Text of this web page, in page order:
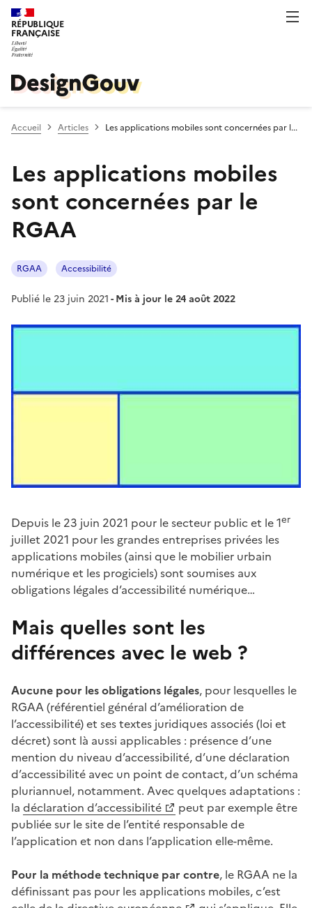
RÉPUBLIQUE
FRANÇAISE
Accueil Articles Les applications mobiles sont concernées par l...
Les applications mobiles
sont concernées par le
RGAA
RGAA Accessibilité
Publié le 23 juin 2021- Mis à jour le 24 août 2022
Depuis le 23 juin 2021 pour le secteur public et le 1er
juillet 2021 pour les grandes entreprises privées les
applications mobiles (ainsi que le mobilier urbain
numérique et les progiciels) sont soumises aux
obligations légales d’accessibilité numérique…
Mais quelles sont les
différences avec le web ?
Aucune pour les obligations légales, pour lesquelles le
RGAA (référentiel général d’amélioration de
l’accessibilité) et ses textes juridiques associés (loi et
décret) sont là aussi applicables : présence d’une
mention du niveau d’accessibilité, d’une déclaration
d’accessibilité avec un point de contact, d’un schéma
pluriannuel, notamment. Avec quelques adaptations :
la déclaration d’accessibilité
peut par exemple être
publiée sur le site de l’entité responsable de
l’application et non dans l’application elle-même.
Pour la méthode technique par contre, le RGAA ne la
définissant pas pour les applications mobiles, c’est